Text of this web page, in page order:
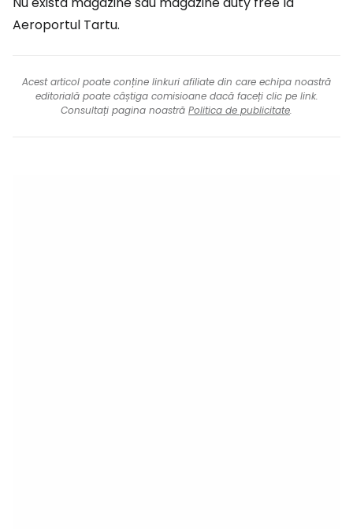
Aeroportul Tartu.
Acest articol poate conține linkuri afiliate din care echipa noastră
editorială poate câștiga comisioane dacă faceți clic pe link.
Consultați pagina noastră Politica de publicitate.